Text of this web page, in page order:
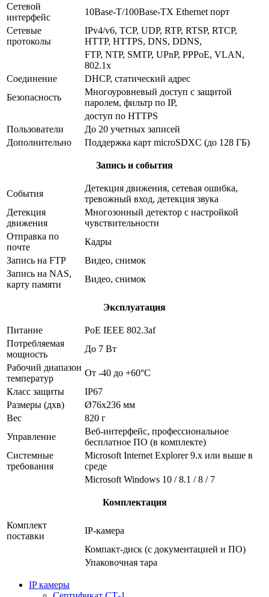
Сетевой
интерфейс
10Base-T/100Base-TX Ethernet порт
Сетевые
протоколы
IPv4/v6, TCP, UDP, RTP, RTSP, RTCP,
HTTP, HTTPS, DNS, DDNS,
FTP, NTP, SMTP, UPnP, PPPoE, VLAN,
802.1x
Соединение
DHCP, статический адрес
Безопасность
Многоуровневый доступ с защитой
паролем, фильтр по IP,
доступ по HTTPS
Пользователи
До 20 учетных записей
Дополнительно
Поддержка карт microSDXC (до 128 ГБ)
Запись и события
События
Детекция движения, сетевая ошибка,
тревожный вход, детекция звука
Детекция
движения
Многозонный детектор с настройкой
чувствительности
Отправка по
почте
Кадры
Запись на FTP
Видео, снимок
Запись на NAS,
карту памяти
Видео, снимок
Эксплуатация
Питание
PoE IEEE 802.3af
Потребляемая
мощность
До 7 Вт
Рабочий диапазон
температур
От -40 до +60°С
Класс защиты
IP67
Размеры (дхв)
Ø76х236 мм
Вес
820 г
Управление
Веб-интерфейс, профессиональное
бесплатное ПО (в комплекте)
Системные
требования
Microsoft Internet Explorer 9.x или выше в
среде
Microsoft Windows 10 / 8.1 / 8 / 7
Комплектация
Комплект
поставки
IP-камера
Компакт-диск (с документацией и ПО)
Упаковочная тара
IP камеры